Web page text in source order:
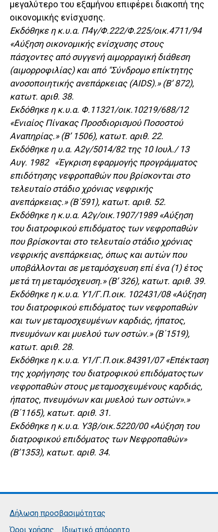
μεγαλύτερο του εξαμήνου επιφέρει διακοπή της
οικονομικής ενίσχυσης.
Εκδόθηκε η κ.υ.α. Π4γ/Φ.222/Φ.225/οικ.4711/94
«Αύξηση οικονομικής ενίσχυσης στους
πάσχοντες από συγγενή αιμορραγική διάθεση
(αιμορροφιλίας) και από "Σύνδρομο επίκτητης
ανοσοποιητικής ανεπάρκειας (AIDS).» (Β’ 872),
κατωτ. αριθ. 38.
Εκδόθηκε η κ.υ.α. Φ.11321/οικ.10219/688/12
«Ενιαίος Πίνακας Προσδιορισμού Ποσοστού
Αναπηρίας.» (Β’ 1506), κατωτ. αριθ. 22.
Εκδόθηκε η υ.α. Α2γ/5014/82 της 10 Ιουλ./ 13
Αυγ. 1982 «Έγκριση εφαρμογής προγράμματος
επιδότησης νεφροπαθών που βρίσκονται στο
τελευταίο στάδιο χρόνιας νεφρικής
ανεπάρκειας.» (Β΄591), κατωτ. αριθ. 52.
Εκδόθηκε η κ.υ.α. Α2γ/οικ.1907/1989 «Αύξηση
του διατροφικού επιδόματος των νεφροπαθών
που βρίσκονται στο τελευταίο στάδιο χρόνιας
νεφρικής ανεπάρκειας, όπως και αυτών που
υποβάλλονται σε μεταμόσχευση επί ένα (1) έτος
μετά τη μεταμόσχευση.» (Β’ 326), κατωτ. αριθ. 39.
Εκδόθηκε η κ.υ.α. Υ1/Γ.Π.οικ. 102431/08 «Aύξηση
του διατροφικού επιδόματος των νεφροπαθών
και των μεταμοσχευμένων καρδιάς, ήπατος,
πνευμόνων και μυελού των οστών.» (Β΄1519),
κατωτ. αριθ. 28.
Εκδόθηκε η κ.υ.α. Υ1/Γ.Π.οικ.84391/07 «Επέκταση
της χορήγησης του διατροφικού επιδόματοςτων
νεφροπαθών στους μεταμοσχευμένους καρδιάς,
ήπατος, πνευμόνων και μυελού των οστών».»
(Β΄1165), κατωτ. αριθ. 31.
Εκδόθηκε η κ.υ.α. Υ3β/οικ.5220/00 «Αύξηση του
διατροφικού επιδόματος των Νεφροπαθών»
(Β’1353), κατωτ. αριθ. 34.
Δήλωση προσβασιμότητας
Όροι χρήσης
Ιδιωτικό απόρρητο